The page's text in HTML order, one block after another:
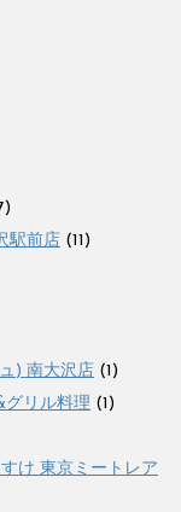
駅前店 (11)
) 南大沢店 (1)
リル料理 (1)
け 東京ミートレア